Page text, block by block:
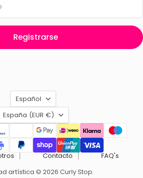
Registrarse
Idioma
Español
España (EUR €)
Contacto
FAQ's
artística © 2026 Curly Stop.